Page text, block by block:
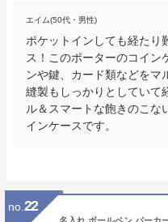
エイム(50代・男性)
ポケットインしても経たり
ス！このポーターのコイン
ンや鍵、カード類などをマ
縫製もしっかりとしていて
ル＆スマートな飽きのこな
インケースです。
no. 22